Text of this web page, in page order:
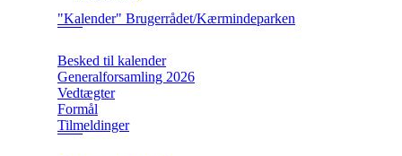
"Kalender" Brugerrådet/Kærmindeparken
Besked til kalender
Generalforsamling 2026
Vedtægter
Formål
Tilmeldinger